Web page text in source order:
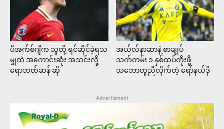
ပီအက်စ်ဂျီက သူတို့ ရင်ဆိုင်ခဲ့ရသ
မျှထဲ အကောင်းဆုံး အသင်းလို့
ရောဘတ်ဆန် ဆို
အယ်လ်နာဆာနဲ့ စာချုပ်
သက်တမ်း ၁ နှစ်ထပ်တိုးဖို့
သဘောတူညီလိုက်တဲ့ ရော်နယ်ဒို
Advertisment